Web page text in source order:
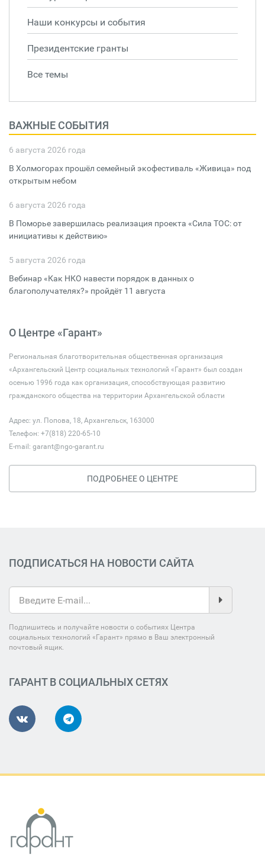
Наши конкурсы и события
Президентские гранты
Все темы
ВАЖНЫЕ СОБЫТИЯ
6 августа 2026 года
В Холмогорах прошёл семейный экофестиваль «Живица» под
открытым небом
6 августа 2026 года
В Поморье завершилась реализация проекта «Сила ТОС: от
инициативы к действию»
5 августа 2026 года
Вебинар «Как НКО навести порядок в данных о
благополучателях?» пройдёт 11 августа
О Центре «Гарант»
Региональная благотворительная общественная организация
«Архангельский Центр социальных технологий «Гарант» был создан
осенью 1996 года как организация, способствующая развитию
гражданского общества на территории Архангельской области
Адрес: ул. Попова, 18, Архангельск, 163000
Телефон: +7(818) 220-65-10
E-mail: garant@ngo-garant.ru
ПОДРОБНЕЕ О ЦЕНТРЕ
ПОДПИСАТЬСЯ НА НОВОСТИ САЙТА
Подпишитесь и получайте новости о событиях Центра
социальных технологий «Гарант» прямо в Ваш электронный
почтовый ящик.
ГАРАНТ В СОЦИАЛЬНЫХ СЕТЯХ